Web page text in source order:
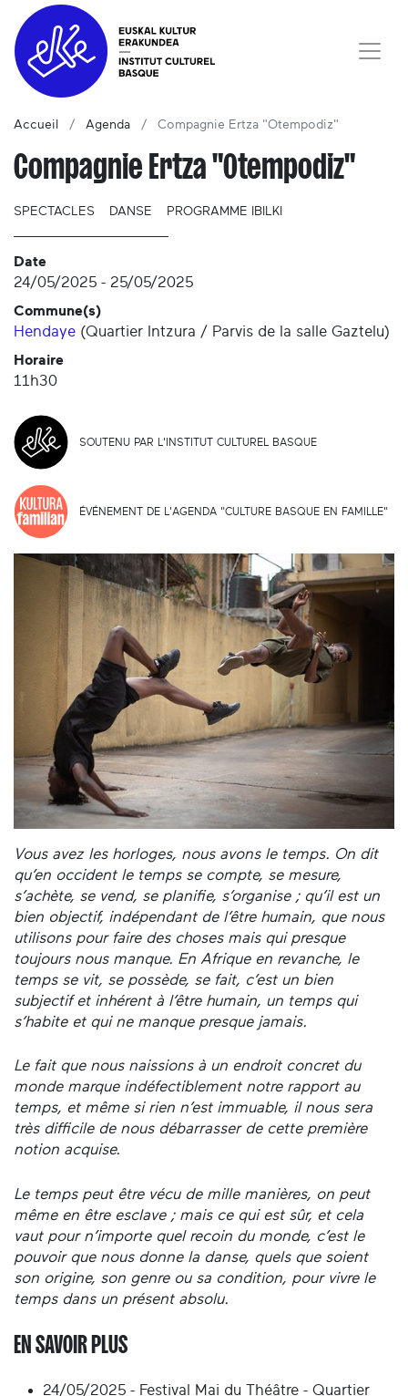
Accueil Agenda Compagnie Ertza "Otempodiz"
Compagnie Ertza "Otempodiz"
SPECTACLES DANSE PROGRAMME IBILKI
Date
24/05/2025 - 25/05/2025
Commune(s)
Hendaye (Quartier Intzura / Parvis de la salle Gaztelu)
Horaire
11h30
SOUTENU PAR L'INSTITUT CULTUREL BASQUE
ÉVÉNEMENT DE L'AGENDA "CULTURE BASQUE EN FAMILLE"
Vous avez les horloges, nous avons le temps. On dit
qu’en occident le temps se compte, se mesure,
s’achète, se vend, se planifie, s’organise ; qu’il est un
bien objectif, indépendant de l’être humain, que nous
utilisons pour faire des choses mais qui presque
toujours nous manque. En Afrique en revanche, le
temps se vit, se possède, se fait, c’est un bien
subjectif et inhérent à l’être humain, un temps qui
s’habite et qui ne manque presque jamais.
Le fait que nous naissions à un endroit concret du
monde marque indéfectiblement notre rapport au
temps, et même si rien n’est immuable, il nous sera
très difficile de nous débarrasser de cette première
notion acquise.
Le temps peut être vécu de mille manières, on peut
même en être esclave ; mais ce qui est sûr, et cela
vaut pour n’importe quel recoin du monde, c’est le
pouvoir que nous donne la danse, quels que soient
son origine, son genre ou sa condition, pour vivre le
temps dans un présent absolu.
EN SAVOIR PLUS
24/05/2025 - Festival Mai du Théâtre - Quartier